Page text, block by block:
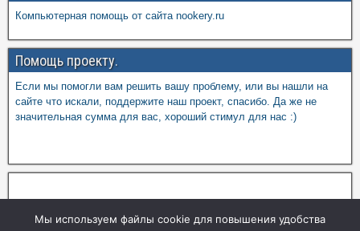
Компьютерная помощь от сайта nookery.ru
Помощь проекту.
Если мы помогли вам решить вашу проблему, или вы нашли на
сайте что искали, поддержите наш проект, спасибо. Да же не
значительная сумма для вас, хороший стимул для нас :)
Мы используем файлы cookie для повышения удобства